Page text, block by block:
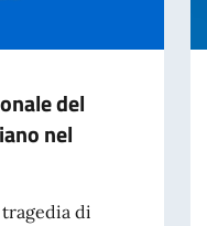
del
nel
tragedia di